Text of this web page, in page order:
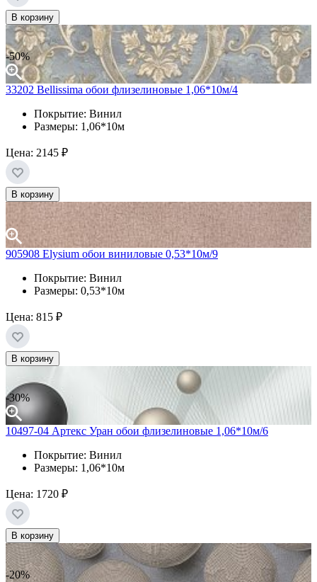
В корзину
-50%
33202 Bellissima обои флизелиновые 1,06*10м/4
Покрытие: Винил
Размеры: 1,06*10м
Цена: 2145 ₽
В корзину
905908 Elysium обои виниловые 0,53*10м/9
Покрытие: Винил
Размеры: 0,53*10м
Цена: 815 ₽
В корзину
-30%
10497-04 Артекс Уран обои флизелиновые 1,06*10м/6
Покрытие: Винил
Размеры: 1,06*10м
Цена: 1720 ₽
В корзину
-20%